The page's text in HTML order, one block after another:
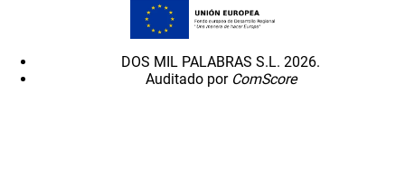
DOS MIL PALABRAS S.L. 2026.
Auditado por ComScore